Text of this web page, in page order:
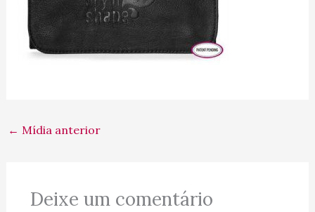
← Mídia anterior
Deixe um comentário